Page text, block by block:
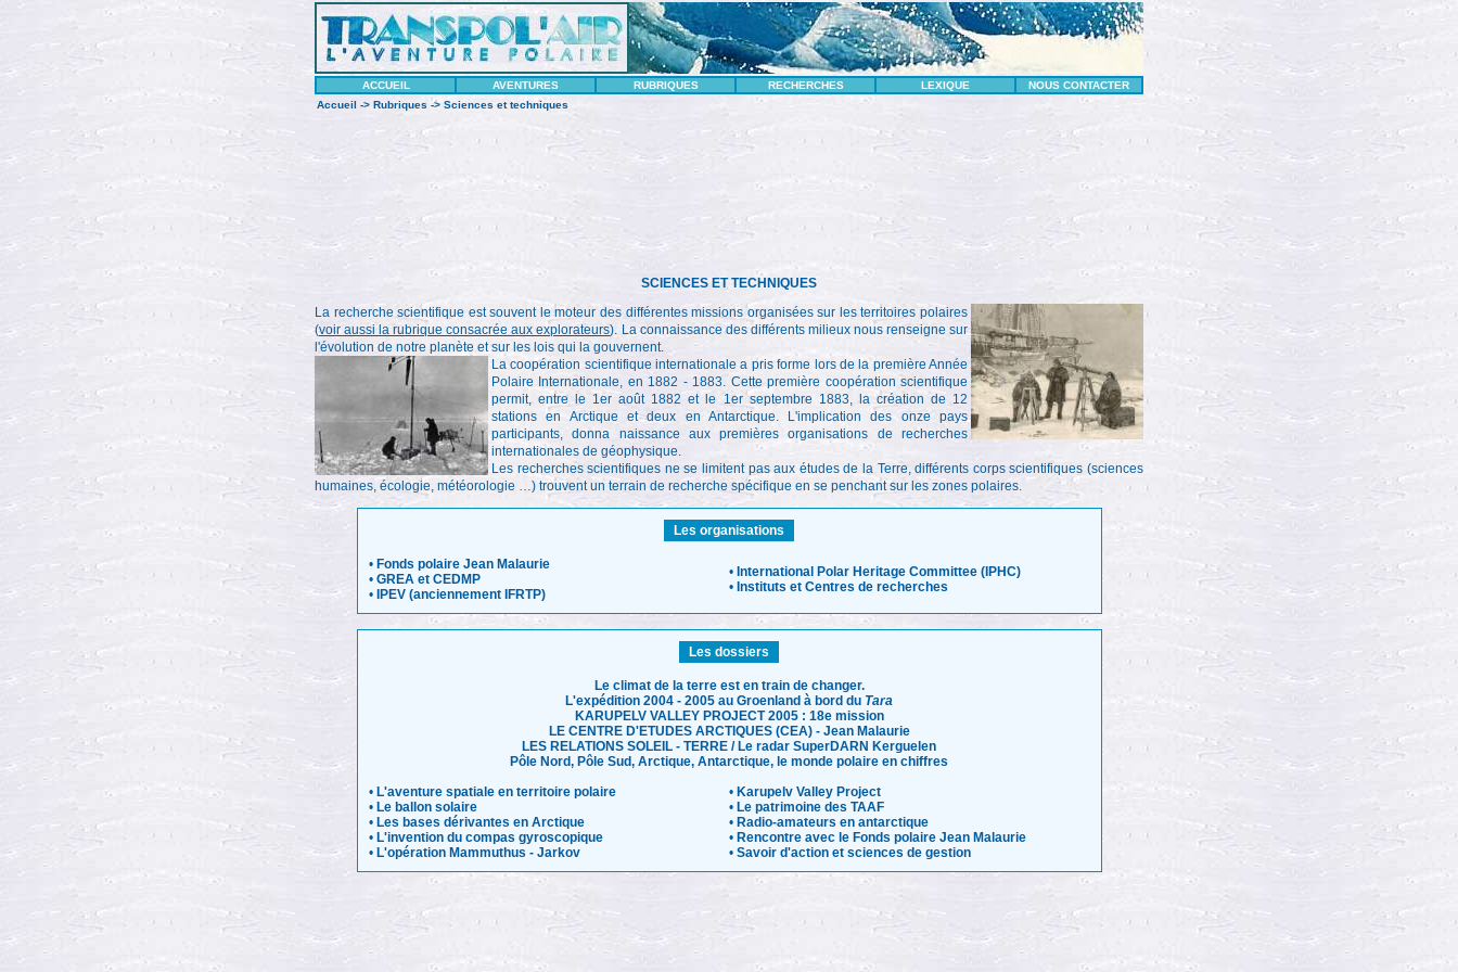
ACCUEIL AVENTURES RUBRIQUES RECHERCHES LEXIQUE
NOUS CONTACTER
Accueil -> Rubriques -> Sciences et techniques
SCIENCES ET TECHNIQUES
La recherche scientifique est souvent le moteur des différentes missions organisées sur les territoires polaires
(voir aussi la rubrique consacrée aux explorateurs). La connaissance des différents milieux nous renseigne sur
l'évolution de notre planète et sur les lois qui la gouvernent.
La coopération scientifique internationale a pris forme lors de la première Année
Polaire Internationale, en 1882 - 1883. Cette première coopération scientifique
permit, entre le 1er août 1882 et le 1er septembre 1883, la création de 12
stations en Arctique et deux en Antarctique. L'implication des onze pays
participants, donna naissance aux premières organisations de recherches
internationales de géophysique.
Les recherches scientifiques ne se limitent pas aux études de la Terre, différents corps scientifiques (sciences
humaines, écologie, météorologie …) trouvent un terrain de recherche spécifique en se penchant sur les zones polaires.
Les organisations
• Fonds polaire Jean Malaurie
• GREA et CEDMP
• IPEV (anciennement IFRTP)
• International Polar Heritage Committee (IPHC)
• Instituts et Centres de recherches
Les dossiers
Le climat de la terre est en train de changer.
L'expédition 2004 - 2005 au Groenland à bord du Tara
KARUPELV VALLEY PROJECT 2005 : 18e mission
LE CENTRE D'ETUDES ARCTIQUES (CEA) - Jean Malaurie
LES RELATIONS SOLEIL - TERRE / Le radar SuperDARN Kerguelen
Pôle Nord, Pôle Sud, Arctique, Antarctique, le monde polaire en chiffres
• L'aventure spatiale en territoire polaire
• Le ballon solaire
• Les bases dérivantes en Arctique
• L'invention du compas gyroscopique
• L'opération Mammuthus - Jarkov
• Karupelv Valley Project
• Le patrimoine des TAAF
• Radio-amateurs en antarctique
• Rencontre avec le Fonds polaire Jean Malaurie
• Savoir d'action et sciences de gestion